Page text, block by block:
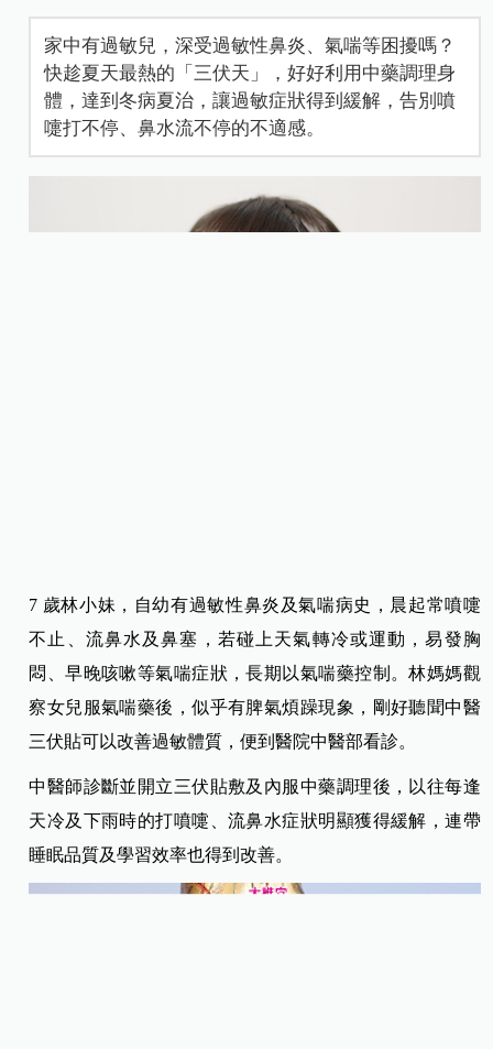
家中有過敏兒，深受過敏性鼻炎、氣喘等困擾嗎？
快趁夏天最熱的「三伏天」，好好利用中藥調理身
體，達到冬病夏治，讓過敏症狀得到緩解，告別噴
嚏打不停、鼻水流不停的不適感。
7 歲林小妹，自幼有過敏性鼻炎及氣喘病史，晨起常噴嚏
不止、流鼻水及鼻塞，若碰上天氣轉冷或運動，易發胸
悶、早晚咳嗽等氣喘症狀，長期以氣喘藥控制。林媽媽觀
察女兒服氣喘藥後，似乎有脾氣煩躁現象，剛好聽聞中醫
三伏貼可以改善過敏體質，便到醫院中醫部看診。
中醫師診斷並開立三伏貼敷及內服中藥調理後，以往每逢
天冷及下雨時的打噴嚏、流鼻水症狀明顯獲得緩解，連帶
睡眠品質及學習效率也得到改善。